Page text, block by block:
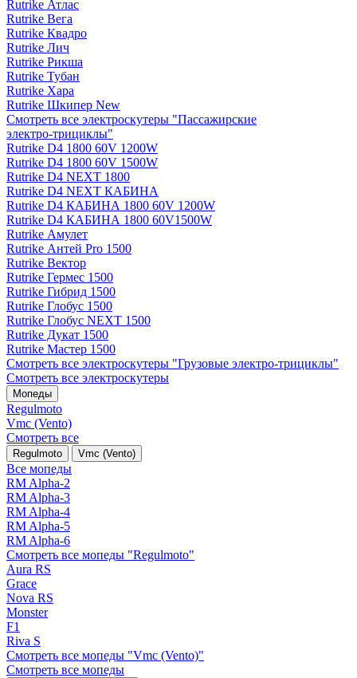
Rutrike Атлас
Rutrike Вега
Rutrike Квадро
Rutrike Лич
Rutrike Рикша
Rutrike Тубан
Rutrike Хара
Rutrike Шкипер New
Смотреть все электро­скутеры "Пассажирские
электро‑трициклы"
Rutrike D4 1800 60V 1200W
Rutrike D4 1800 60V 1500W
Rutrike D4 NEXT 1800
Rutrike D4 NEXT КАБИНА
Rutrike D4 КАБИНА 1800 60V 1200W
Rutrike D4 КАБИНА 1800 60V1500W
Rutrike Амулет
Rutrike Антей Pro 1500
Rutrike Вектор
Rutrike Гермес 1500
Rutrike Гибрид 1500
Rutrike Глобус 1500
Rutrike Глобус NEXT 1500
Rutrike Дукат 1500
Rutrike Мастер 1500
Смотреть все электро­скутеры "Грузовые электро‑трициклы"
Смотреть все электро­скутеры
Мопеды
Regulmoto
Vmc (Vento)
Смотреть все
Regulmoto Vmc (Vento)
Все мопеды
RM Alpha-2
RM Alpha-3
RM Alpha-4
RM Alpha-5
RM Alpha-6
Смотреть все мопеды "Regulmoto"
Aura RS
Grace
Nova RS
Monster
F1
Riva S
Смотреть все мопеды "Vmc (Vento)"
Смотреть все мопеды